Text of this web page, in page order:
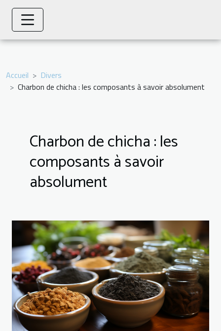
Accueil
Divers
Charbon de chicha : les composants à savoir absolument
Charbon de chicha : les
composants à savoir
absolument